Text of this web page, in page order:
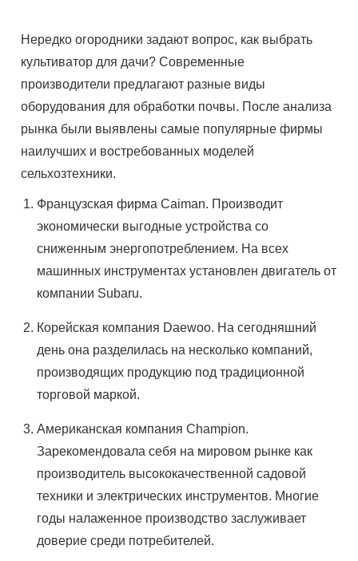
Нередко огородники задают вопрос, как выбрать
культиватор для дачи? Современные
производители предлагают разные виды
оборудования для обработки почвы. После анализа
рынка были выявлены самые популярные фирмы
наилучших и востребованных моделей
сельхозтехники.
Французская фирма Caiman. Производит
экономически выгодные устройства со
сниженным энергопотреблением. На всех
машинных инструментах установлен двигатель от
компании Subaru.
Корейская компания Daewoo. На сегодняшний
день она разделилась на несколько компаний,
производящих продукцию под традиционной
торговой маркой.
Американская компания Champion.
Зарекомендовала себя на мировом рынке как
производитель высококачественной садовой
техники и электрических инструментов. Многие
годы налаженное производство заслуживает
доверие среди потребителей.